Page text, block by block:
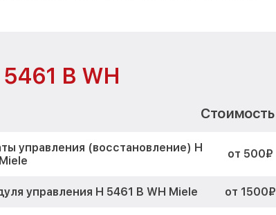
B WH
Стоимость
управления (восстановление) H
от 500₽
управления H 5461 B WH Miele от 1500₽